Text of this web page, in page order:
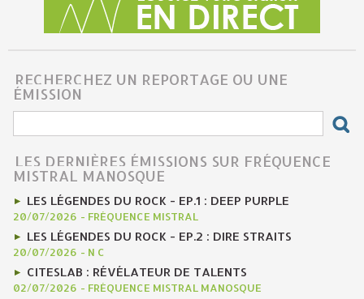
RECHERCHEZ UN REPORTAGE OU UNE
ÉMISSION
LES DERNIÈRES ÉMISSIONS SUR FRÉQUENCE
MISTRAL MANOSQUE
LES LÉGENDES DU ROCK - EP.1 : DEEP PURPLE
20/07/2026 - FRÉQUENCE MISTRAL
LES LÉGENDES DU ROCK - EP.2 : DIRE STRAITS
20/07/2026 - N C
CITESLAB : RÉVÉLATEUR DE TALENTS
02/07/2026 - FRÉQUENCE MISTRAL MANOSQUE